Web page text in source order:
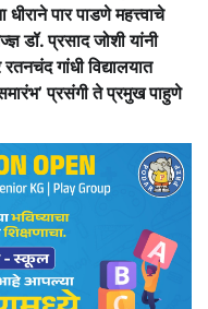
पार पाडणे महत्त्वाचे
डॉ. प्रसाद जोशी यांनी
गांधी विद्यालयात
समारंभ’ प्रसंगी ते प्रमुख पाहुणे